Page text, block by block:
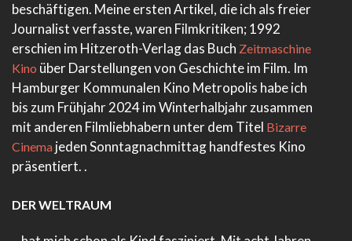
beschäftigen. Meine ersten Artikel, die ich als freier
Journalist verfasste, waren Filmkritiken; 1992
erschien im Hitzeroth-Verlag das Buch Zeitmaschine
Kino über Darstellungen von Geschichte im Film. Im
Hamburger Kommunalen Kino Metropolis habe ich
bis zum Frühjahr 2024 im Winterhalbjahr zusammen
mit anderen Filmliebhabern unter dem Titel Bizarre
Cinema jeden Sonntagnachmittag handfestes Kino
präsentiert. .
DER WELTRAUM